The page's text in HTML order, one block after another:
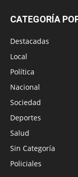
CATEGORÍA
Destacadas
Local
Política
Nacional
Sociedad
Deportes
Salud
Sin Categoría
Policiales